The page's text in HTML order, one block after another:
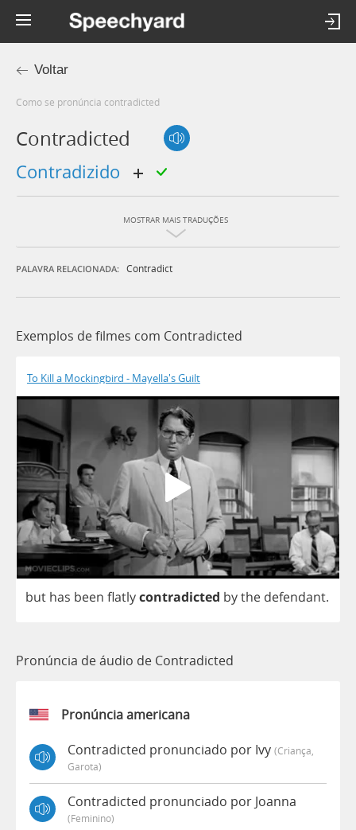
Voltar
Como se pronúncia contradicted
Contradicted
contradizido
MOSTRAR MAIS TRADUÇÕES
PALAVRA RELACIONADA: Contradict
Exemplos de filmes com Contradicted
To Kill a Mockingbird - Mayella's Guilt
but has been flatlycontradicted bythe defendant.
Pronúncia de áudio de Contradicted
Pronúncia americana
Contradicted pronunciado por Ivy (criança,
Garota)
Contradicted pronunciado por Joanna
(feminino)